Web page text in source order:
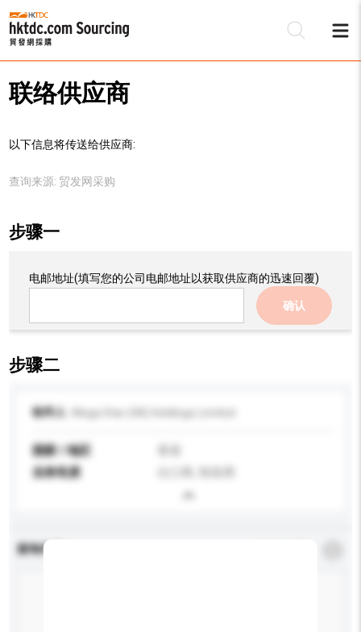
联络供应商
以下信息将传送给供应商:
查询来源: 贸发网采购
步骤一
电邮地址(填写您的公司电邮地址以获取供应商的迅速回覆)
确认
步骤二
收件人
国家 / 地区
业务性质
查询内容